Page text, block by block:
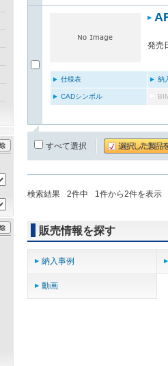
発売
仕様表 納
CADシンボル
すべて選択
検索結果 2件中 1件から2件を表示
販売情報を探す
納入事例
動画